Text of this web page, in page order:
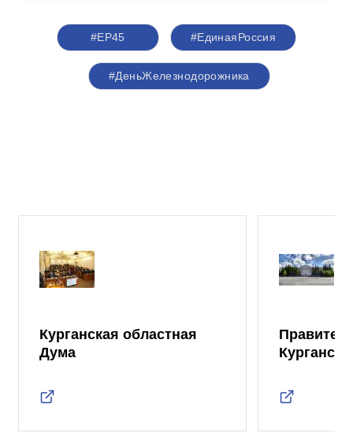
#ЕР45 #ЕдинаяРоссия
#ДеньЖелезнодорожника
Курганская областная
Дума